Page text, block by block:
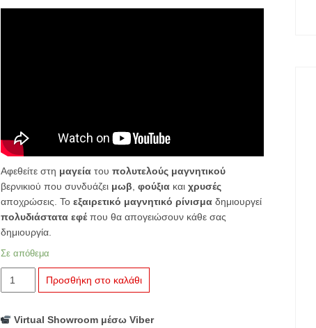
Αφεθείτε στη μαγείατου πολυτελούς μαγνητικού
βερνικιού που συνδυάζει μωβ φούξιακαι χρυσές
αποχρώσεις. Το εξαιρετικό μαγνητικό ρίνισμαδημιουργεί
πολυδιάστατα εφέπου θα απογειώσουν κάθε σας
δημιουργία.
Σε απόθεμα
B.S.
Hybrid
Chameleon
Προσθήκη στο καλάθι
Virtual Showroom μέσω Viber